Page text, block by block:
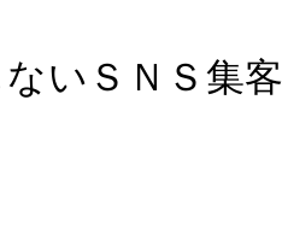
いＳＮＳ集客